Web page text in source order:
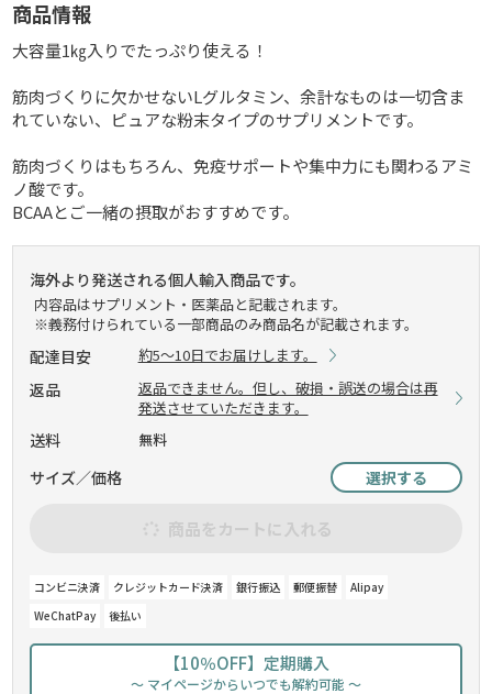
商品情報
大容量1㎏入りでたっぷり使える！
筋肉づくりに欠かせないLグルタミン、余計なものは一切含ま
れていない、ピュアな粉末タイプのサプリメントです。
筋肉づくりはもちろん、免疫サポートや集中力にも関わるアミ
ノ酸です。
BCAAとご一緒の摂取がおすすめです。
海外より発送される個人輸入商品です。
内容品はサプリメント・医薬品と記載されます。
※義務付けられている一部商品のみ商品名が記載されます。
配達目安 約5～10日でお届けします。
返品
返品できません。但し、破損・誤送の場合は再
発送させていただきます。
送料 無料
サイズ／価格 選択する
商品をカートに入れる
コンビニ決済 クレジットカード決済 銀行振込 郵便振替
Alipay
WeChatPay
後払い
【10％OFF】定期購入
～ マイページからいつでも解約可能 ～